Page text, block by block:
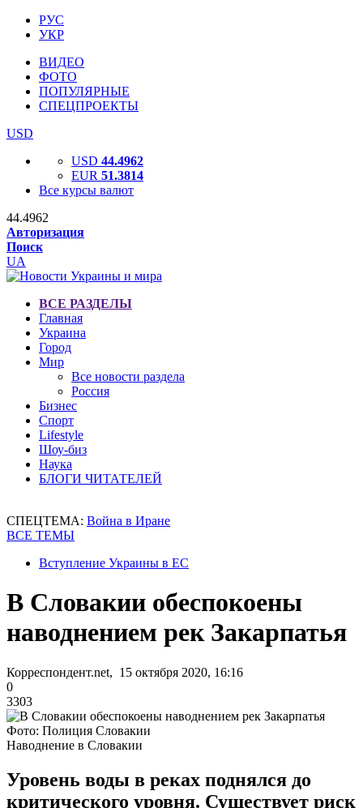
РУС
УКР
ВИДЕО
ФОТО
ПОПУЛЯРНЫЕ
СПЕЦПРОЕКТЫ
USD
USD 44.4962
EUR 51.3814
Все курсы валют
44.4962
Авторизация
Поиск
UA
ВСЕ РАЗДЕЛЫ
Главная
Украина
Город
Мир
Все новости раздела
Россия
Бизнес
Спорт
Lifestyle
Шоу-биз
Наука
БЛОГИ ЧИТАТЕЛЕЙ
СПЕЦТЕМА: Война в Иране
ВСЕ ТЕМЫ
Вступление Украины в ЕС
В Словакии обеспокоены
наводнением рек Закарпатья
Корреспондент.net, 15 октября 2020, 16:16
0
3303
Фото: Полиция Словакии
Наводнение в Словакии
Уровень воды в реках поднялся до
критического уровня. Существует риск